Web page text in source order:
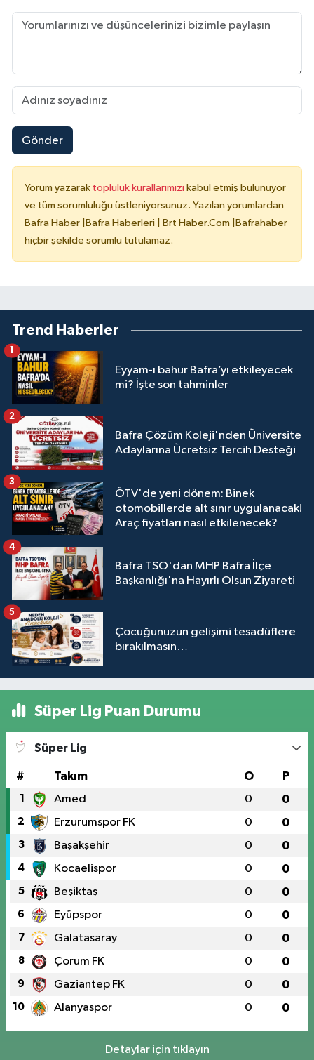
Gönder
Yorum yazarak topluluk kurallarımızı kabul etmiş bulunuyor
ve tüm sorumluluğu üstleniyorsunuz. Yazılan yorumlardan
Bafra Haber |Bafra Haberleri | Brt Haber.Com |Bafrahaber
hiçbir şekilde sorumlu tutulamaz.
Trend Haberler
Eyyam-ı bahur Bafra’yı etkileyecek
mi? İşte son tahminler
1
Bafra Çözüm Koleji'nden Üniversite
Adaylarına Ücretsiz Tercih Desteği
2
ÖTV'de yeni dönem: Binek
otomobillerde alt sınır uygulanacak!
Araç fiyatları nasıl etkilenecek?
3
Bafra TSO'dan MHP Bafra İlçe
Başkanlığı'na Hayırlı Olsun Ziyareti
4
Çocuğunuzun gelişimi tesadüflere
bırakılmasın…
5
Süper Lig Puan Durumu
Süper Lig
# Takım O P
1 Amed 0 0
2 Erzurumspor FK 0 0
3 Başakşehir 0 0
4 Kocaelispor 0 0
5 Beşiktaş 0 0
6 Eyüpspor 0 0
7 Galatasaray 0 0
8 Çorum FK 0 0
9 Gaziantep FK 0 0
10 Alanyaspor 0 0
Detaylar için tıklayın